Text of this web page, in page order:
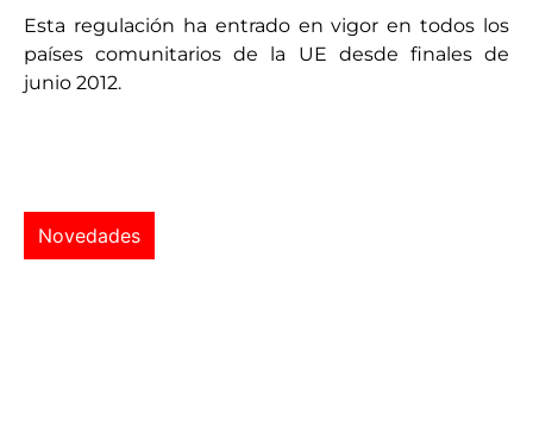
Esta regulación ha entrado en vigor en todos los
países comunitarios de la UE desde finales de
junio 2012.
Novedades